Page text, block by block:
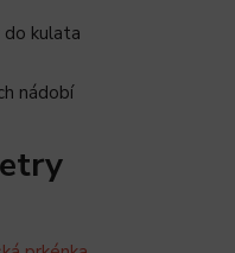
do kulata
nádobí